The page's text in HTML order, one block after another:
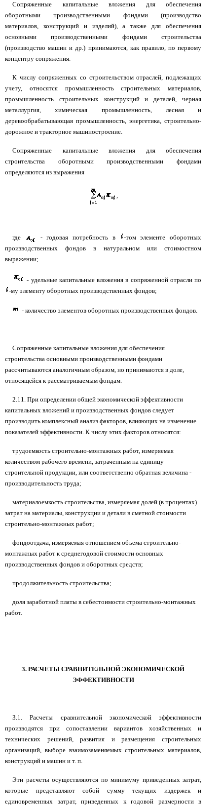
Сопряженные капитальные вложения для обеспечения
оборотными производственными фондами (производство
материалов, конструкций и изделий), а также для обеспечения
основными производственными фондами строительства
(производство машин и др.) принимаются, как правило, по первому
концентру сопряжения.
К числу сопряженных со строительством отраслей, подлежащих
учету, относятся промышленность строительных материалов,
промышленность строительных конструкций и деталей, черная
металлургия, химическая промышленность, лесная и
деревообрабатывающая промышленность, энергетика, строительно-
дорожное и тракторное машиностроение.
Сопряженные капитальные вложения для обеспечения
строительства оборотными производственными фондами
определяются из выражения
где - годовая потребность в
-том элементе оборотных
производственных фондов в натуральном или стоимостном
выражении;
- удельные капитальные вложения в сопряженной отрасли по
-му элементу оборотных производственных фондов;
- количество элементов оборотных производственных фондов.
Сопряженные капитальные вложения для обеспечения
строительства основными производственными фондами
рассчитываются аналогичным образом, но принимаются в доле,
относящейся к рассматриваемым фондам.
2.11. При определении общей экономической эффективности
капитальных вложений и производственных фондов следует
производить комплексный анализ факторов, влияющих на изменение
показателей эффективности. К числу этих факторов относятся:
трудоемкость строительно-монтажных работ, измеряемая
количеством рабочего времени, затраченным на единицу
строительной продукции, или соответственно обратная величина -
производительность труда;
материалоемкость строительства, измеряемая долей (в процентах)
затрат на материалы, конструкции и детали в сметной стоимости
строительно-монтажных работ;
фондоотдача, измеряемая отношением объема строительно-
монтажных работ к среднегодовой стоимости основных
производственных фондов и оборотных средств;
продолжительность строительства;
доля заработной платы в себестоимости строительно-монтажных
работ.
3. РАСЧЕТЫ СРАВНИТЕЛЬНОЙ ЭКОНОМИЧЕСКОЙ
ЭФФЕКТИВНОСТИ
3.1. Расчеты сравнительной экономической эффективности
производятся при сопоставлении вариантов хозяйственных и
технических решений, развития и размещения строительных
организаций, выборе взаимозаменяемых строительных материалов,
конструкций и машин и т. п.
Эти расчеты осуществляются по минимуму приведенных затрат,
которые представляют собой сумму текущих издержек и
единовременных затрат, приведенных к годовой размерности в